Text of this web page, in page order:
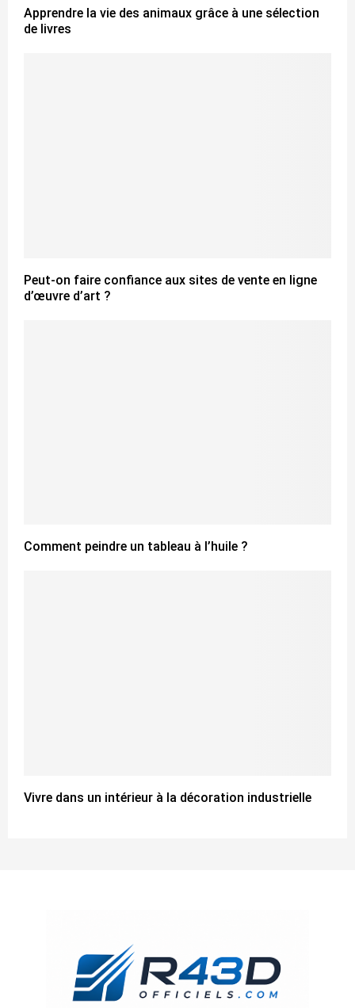
Apprendre la vie des animaux grâce à une sélection
de livres
Peut-on faire confiance aux sites de vente en ligne
d’œuvre d’art ?
Comment peindre un tableau à l’huile ?
Vivre dans un intérieur à la décoration industrielle